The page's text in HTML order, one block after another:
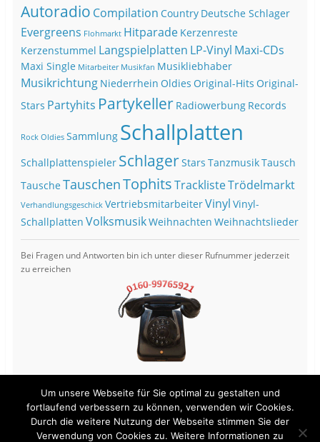
Autoradio Compilation Country Deutsche Schlager
Evergreens Flohmarkt Hitparade Kerzenreste
Kerzenstummel Langspielplatten LP-Vinyl Maxi-CDs
Maxi Single Mitarbeiter Musikfan Musikliebhaber
Musikrichtung Niederrhein Oldies Original-Hits Original-
Stars Partyhits Partykeller Radiowerbung Records
Rock Oldies Sammlung Schallplatten
Schallplattenspieler SchlagerStars TanzmusikTausch
TauscheTauschenTophitsTracklisteTrödelmarkt
Verhandlungsgeschick VertriebsmitarbeiterVinyl Vinyl-
Schallplatten VolksmusikWeihnachten Weihnachtslieder
Bei Fragen und Antworten bin ich unter dieser Rufnummer jederzeit
zu erreichen
View Full Site
Um unsere Webseite für Sie optimal zu gestalten und
fortlaufend verbessern zu können, verwenden wir Cookies.
Durch die weitere Nutzung der Webseite stimmen Sie der
Verwendung von Cookies zu. Weitere Informationen zu